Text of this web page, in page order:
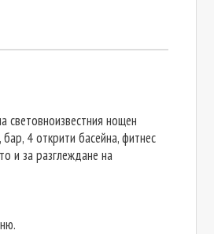
световноизвестния нощен
4 открити басейна, фитнес
и за разглеждане на